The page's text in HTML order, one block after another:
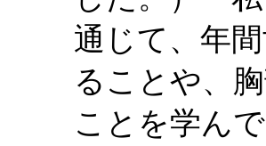
通じて、年
ることや、
ことを学ん